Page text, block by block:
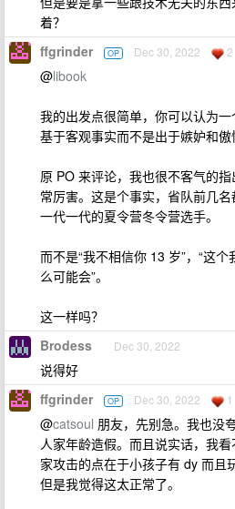
着？
ffgrinder OP Dec 30, 2022 2
@libook
我的出发点很简单，你可以认为
基于客观事实而不是出于嫉妒和傲
原 PO 来评论，我也很不客气的
常厉害。这是个事实，省队前几
一代一代的夏令营冬令营选手。
而不是“我不相信你 13 岁”，“这
么可能会”。
这一样吗？
Brodess Dec 30, 2022
说得好
ffgrinder OP Dec 30, 2022 1
@catsoul 朋友，先别急。我也没
人家年龄造假。而且说实话，我
家攻击的点在于小孩子有 dy 而且
但是我觉得这太正常了。